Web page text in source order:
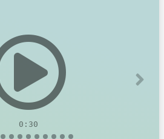
0:30
Next